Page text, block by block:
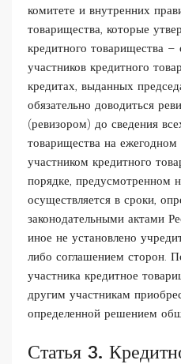
комитете и внутренних
товарищества, которые
кредитного товарищества
участников кредитного
кредитах, выданных
обязательно доводиться
(ревизором) до сведения
товарищества на
участником кредитного
порядке, предусмотренном
осуществляется в сроки,
законодательными актами
иное не установлено
либо соглашением сторон.
участника кредитное
другим участникам
определенной решением
Статья 3.